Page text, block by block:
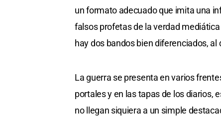
un formato adecuado que imita una
falsos profetas de la verdad
hay dos bandos bien diferenciados,
La guerra se presenta en varios
portales y en las tapas de los diarios,
no llegan siquiera a un simple